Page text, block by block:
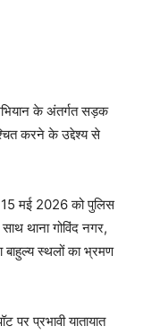
के अंतर्गत सड़क
करने के उद्देश्य से
मई 2026 को पुलिस
थाना गोविंद नगर,
बाहुल्य स्थलों का भ्रमण
पर प्रभावी यातायात